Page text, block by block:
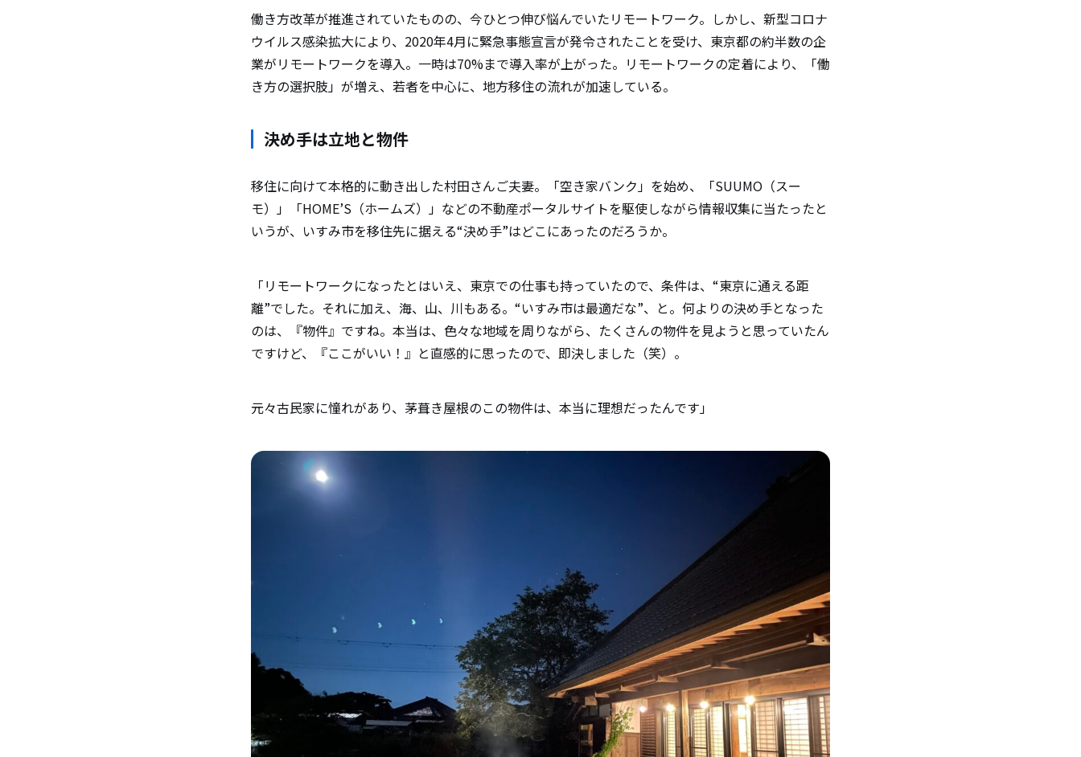
働き方改革が推進されていたものの、今ひとつ伸び悩んでいたリモートワーク。しかし、新型コロナ
ウイルス感染拡大により、2020年4月に緊急事態宣言が発令されたことを受け、東京都の約半数の企
業がリモートワークを導入。一時は70%まで導入率が上がった。リモートワークの定着により、「働
き方の選択肢」が増え、若者を中心に、地方移住の流れが加速している。
決め手は立地と物件
移住に向けて本格的に動き出した村田さんご夫妻。「空き家バンク」を始め、「SUUMO（スー
モ）」「HOME’S（ホームズ）」などの不動産ポータルサイトを駆使しながら情報収集に当たったと
いうが、いすみ市を移住先に据える“決め手”はどこにあったのだろうか。
「リモートワークになったとはいえ、東京での仕事も持っていたので、条件は、“東京に通える距
離”でした。それに加え、海、山、川もある。“いすみ市は最適だな”、と。何よりの決め手となった
のは、『物件』ですね。本当は、色々な地域を周りながら、たくさんの物件を見ようと思っていたん
ですけど、『ここがいい！』と直感的に思ったので、即決しました（笑）。
元々古民家に憧れがあり、茅葺き屋根のこの物件は、本当に理想だったんです」